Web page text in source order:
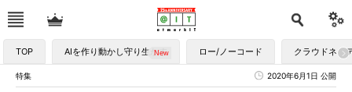
TOP AIを作り動かし守り生かす ロー/ノーコード クラウドネイ
特集 2020年6月1日 公開